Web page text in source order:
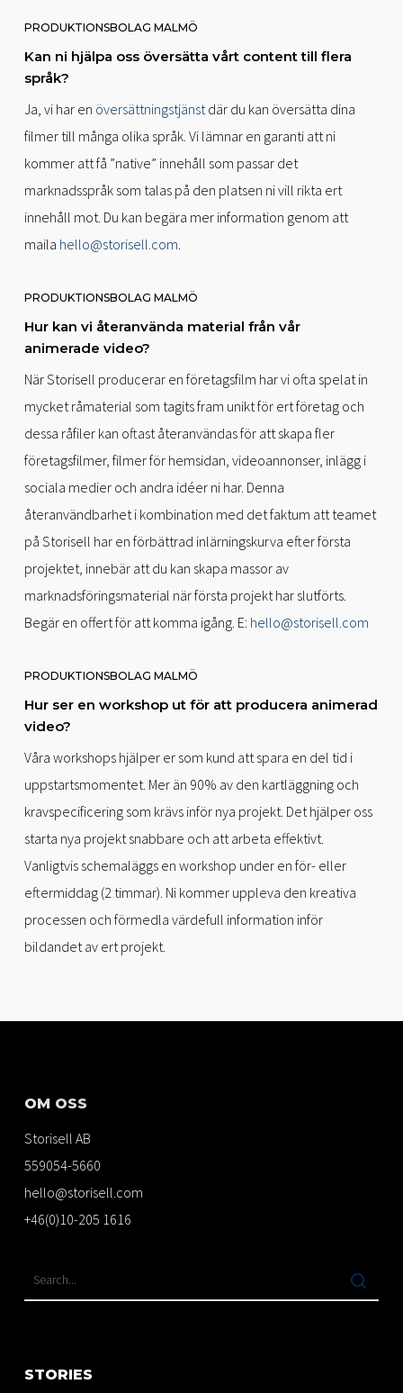
PRODUKTIONSBOLAG MALMÖ
Kan ni hjälpa oss översätta vårt content till flera
språk?
Ja, vi har en översättningstjänstdär du kan översätta dina
filmer till många olika språk. Vi lämnar en garanti att ni
kommer att få ”native” innehåll som passar det
marknadsspråk som talas på den platsen ni vill rikta ert
innehåll mot. Du kan begära mer information genom att
maila hello@storisell.com
PRODUKTIONSBOLAG MALMÖ
Hur kan vi återanvända material från vår
animerade video?
När Storisell producerar en företagsfilm har vi ofta spelat in
mycket råmaterial som tagits fram unikt för ert företag och
dessa råfiler kan oftast återanvändas för att skapa fler
företagsfilmer, filmer för hemsidan, videoannonser, inlägg i
sociala medier och andra idéer ni har. Denna
återanvändbarhet i kombination med det faktum att teamet
på Storisell har en förbättrad inlärningskurva efter första
projektet, innebär att du kan skapa massor av
marknadsföringsmaterial när första projekt har slutförts.
Begär en offert för att komma igång. E: hello@storisell.com
PRODUKTIONSBOLAG MALMÖ
Hur ser en workshop ut för att producera animerad
video?
Våra workshops hjälper er som kund att spara en del tid i
uppstartsmomentet. Mer än 90% av den kartläggning och
kravspecificering som krävs inför nya projekt. Det hjälper oss
starta nya projekt snabbare och att arbeta effektivt.
Vanligtvis schemaläggs en workshop under en för- eller
eftermiddag (2 timmar). Ni kommer uppleva den kreativa
processen och förmedla värdefull information inför
bildandet av ert projekt.
OM OSS
Storisell AB
559054-5660
hello@storisell.com
+46(0)10-205 1616
STORIES